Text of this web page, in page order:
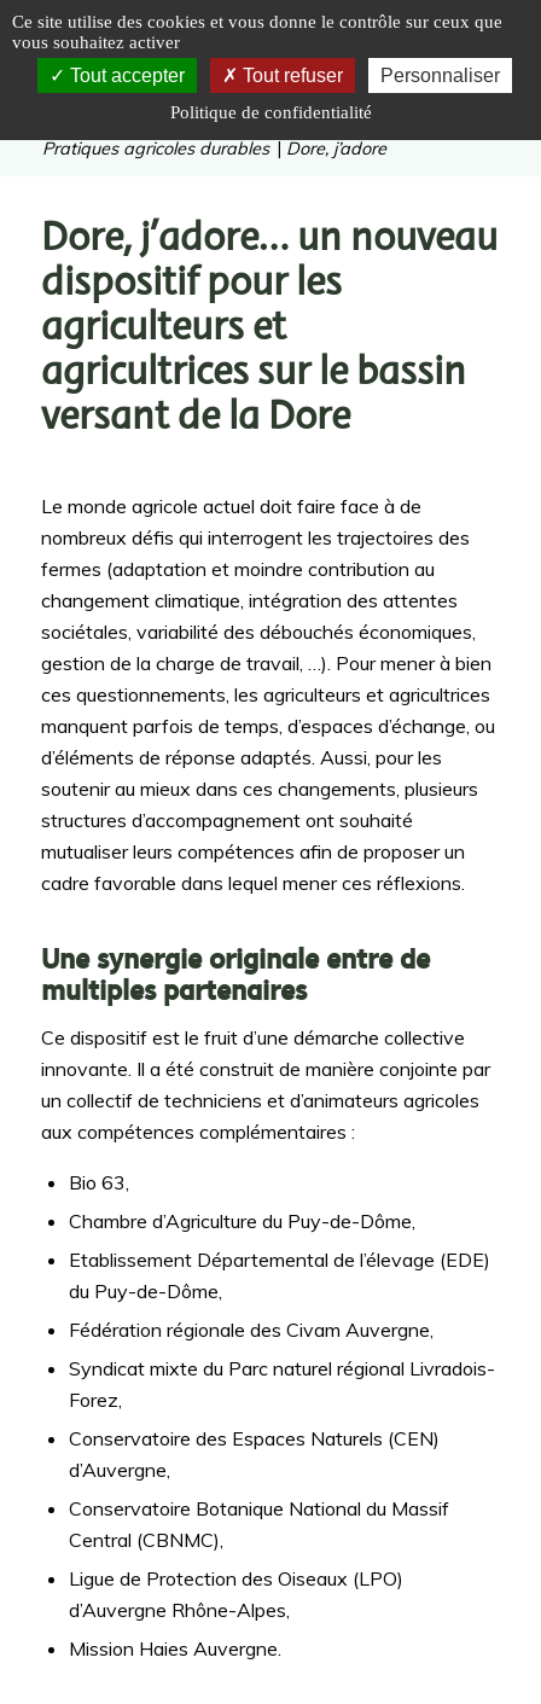
Accueil | Valoriser |
Pratiques agricoles durables | Dore, j’adore
Dore, j’adore… un nouveau
dispositif pour les
agriculteurs et
agricultrices sur le bassin
versant de la Dore
Le monde agricole actuel doit faire face à de
nombreux défis qui interrogent les trajectoires des
fermes (adaptation et moindre contribution au
changement climatique, intégration des attentes
sociétales, variabilité des débouchés économiques,
gestion de la charge de travail, …). Pour mener à bien
ces questionnements, les agriculteurs et agricultrices
manquent parfois de temps, d’espaces d’échange, ou
d’éléments de réponse adaptés. Aussi, pour les
soutenir au mieux dans ces changements, plusieurs
structures d’accompagnement ont souhaité
mutualiser leurs compétences afin de proposer un
cadre favorable dans lequel mener ces réflexions.
Une synergie originale entre de
multiples partenaires
Ce dispositif est le fruit d’une démarche collective
innovante. Il a été construit de manière conjointe par
un collectif de techniciens et d’animateurs agricoles
aux compétences complémentaires :
Bio 63,
Chambre d’Agriculture du Puy-de-Dôme,
Etablissement Départemental de l’élevage (EDE)
du Puy-de-Dôme,
Fédération régionale des Civam Auvergne,
Syndicat mixte du Parc naturel régional Livradois-
Forez,
Conservatoire des Espaces Naturels (CEN)
d’Auvergne,
Conservatoire Botanique National du Massif
Central (CBNMC),
Ligue de Protection des Oiseaux (LPO)
d’Auvergne Rhône-Alpes,
Mission Haies Auvergne.
Panneau de gestion des cookies
Ce site utilise des cookies et vous donne le contrôle sur ceux que
vous souhaitez activer
Tout accepter Tout refuser Personnaliser
Politique de confidentialité